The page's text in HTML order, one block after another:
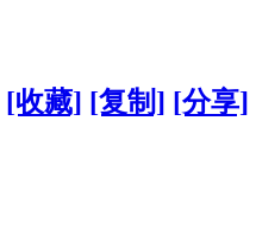
[收藏] [复制] [分享]